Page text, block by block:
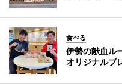
食べる
伊勢の献血ル
オリジナルブ